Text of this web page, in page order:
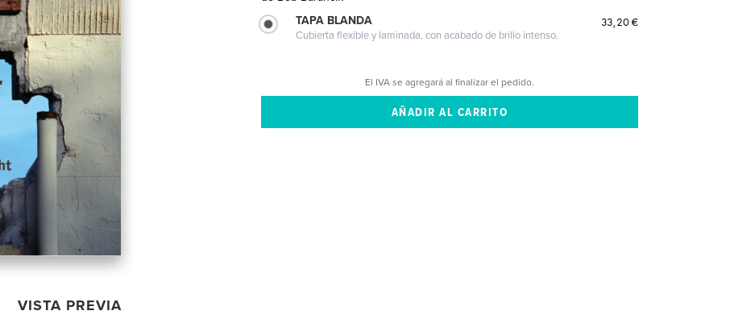
VISTA PREVIA
TAPA BLANDA
Cubierta flexible y laminada, con acabado de brillo intenso.
33,20 €
El IVA se agregará al finalizar el pedido.